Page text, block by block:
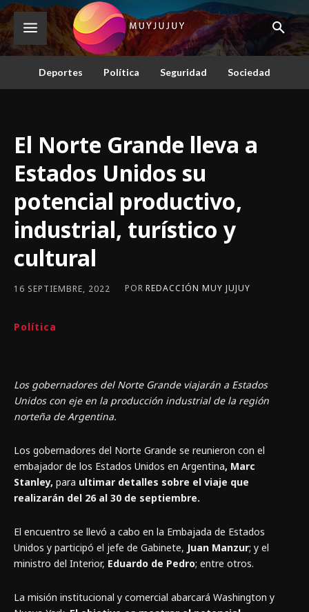
Deportes Política Seguridad Sociedad
El Norte Grande lleva a
Estados Unidos su
potencial productivo,
industrial, turístico y
cultural
16 SEPTIEMBRE, 2022 POR REDACCIÓN MUY JUJUY
Política
Los gobernadores del Norte Grande viajarán a Estados
Unidos con eje en la producción industrial de la región
norteña de Argentina.
Los gobernadores del Norte Grande se reunieron con el
embajador de los Estados Unidos en Argentina, Marc
Stanley, para ultimar detalles sobre el viaje que
realizarán del 26 al 30 de septiembre.
El encuentro se llevó a cabo en la Embajada de Estados
Unidos y participó el jefe de Gabinete, Juan Manzur; y el
ministro del Interior, Eduardo de Pedro; entre otros.
La misión institucional y comercial abarcará Washington y